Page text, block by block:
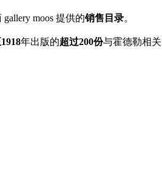
moos 提供的销售目录。
年出版的超过200份与霍德勒相